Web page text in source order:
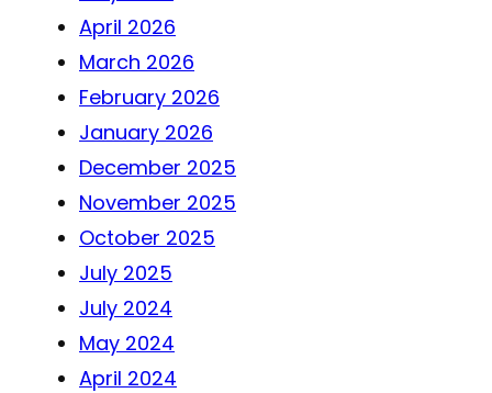
April 2026
March 2026
February 2026
January 2026
December 2025
November 2025
October 2025
July 2025
July 2024
May 2024
April 2024